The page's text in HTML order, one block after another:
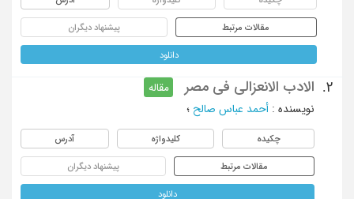
مقالات مرتبط پیشنهاد دیگران
دانلود
2. الادب الانعزالی فی مصر
مقاله
نویسنده : أحمد عباس صالح ؛
چکیده کلیدواژه آدرس
مقالات مرتبط پیشنهاد دیگران
دانلود